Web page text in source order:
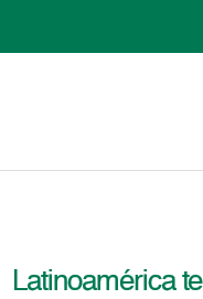
Latinoamérica